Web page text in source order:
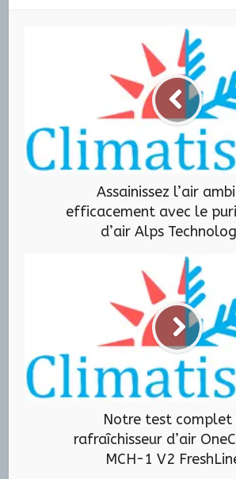
Assainissez l’air
efficacement avec le
d’air Alps
Notre test complet
rafraîchisseur d’air
MCH-1 V2